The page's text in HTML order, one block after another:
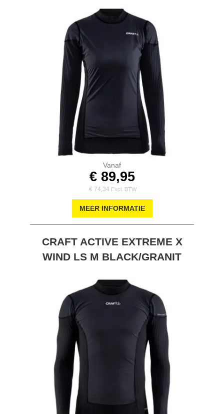
Vanaf
€ 89,95
€ 74,34
MEER INFORMATIE
CRAFT ACTIVE EXTREME X
WIND LS M BLACK/GRANIT